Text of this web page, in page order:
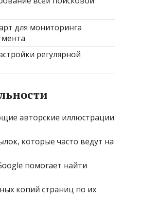
для мониторинга
регулярной
авторские иллюстрации
которые часто ведут на
помогает найти
копий страниц по их